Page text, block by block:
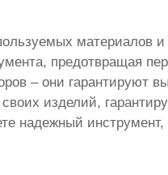
материалов и
предотвращая
– они гарантируют
изделий,
надежный